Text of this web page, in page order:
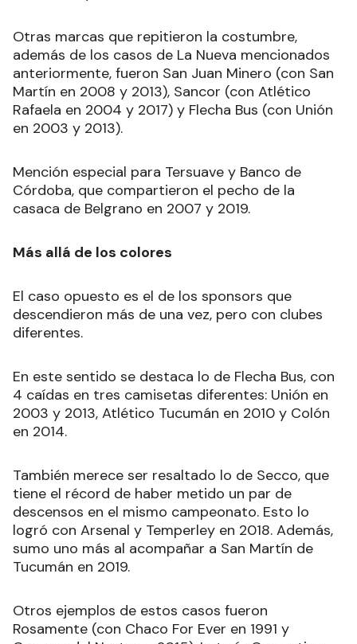
Otras marcas que repitieron la costumbre,
además de los casos de La Nueva mencionados
anteriormente, fueron San Juan Minero (con San
Martín en 2008 y 2013), Sancor (con Atlético
Rafaela en 2004 y 2017) y Flecha Bus (con Unión
en 2003 y 2013).
Mención especial para Tersuave y Banco de
Córdoba, que compartieron el pecho de la
casaca de Belgrano en 2007 y 2019.
Más allá de los colores
El caso opuesto es el de los sponsors que
descendieron más de una vez, pero con clubes
diferentes.
En este sentido se destaca lo de Flecha Bus, con
4 caídas en tres camisetas diferentes: Unión en
2003 y 2013, Atlético Tucumán en 2010 y Colón
en 2014.
También merece ser resaltado lo de Secco, que
tiene el récord de haber metido un par de
descensos en el mismo campeonato. Esto lo
logró con Arsenal y Temperley en 2018. Además,
sumo uno más al acompañar a San Martín de
Tucumán en 2019.
Otros ejemplos de estos casos fueron
Rosamente (con Chaco For Ever en 1991 y